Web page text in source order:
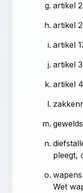
artikel
artikel
artikel
artikel
artikel
pleegt,
Wet